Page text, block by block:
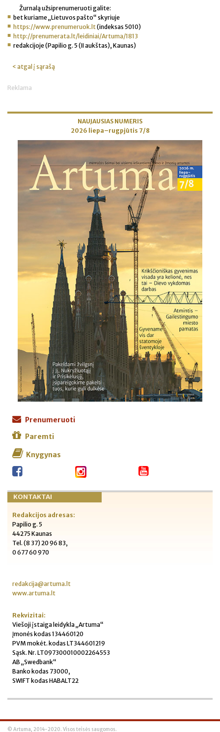
Žurnalą užsiprenumeruoti galite:
bet kuriame „Lietuvos pašto“ skyriuje
https://www.prenumeruok.lt(indeksas 5010)
http://prenumerata.lt/leidiniai/Artuma/1813
redakcijoje (Papilio g. 5 (II aukštas), Kaunas)
< atgal į sąrašą
Reklama
NAUJAUSIAS NUMERIS
2026 liepa–rugpjūtis 7/8
Prenumeruoti
Paremti
Knygynas
KONTAKTAI
Redakcijos adresas:
Papilio g. 5
44275 Kaunas
Tel. (8 37) 20 96 83,
0 677 60 970
redakcija@artuma.lt
www.artuma.lt
Rekvizitai:
Viešoji įstaiga leidykla „Artuma“
Įmonės kodas 134460120
PVM mokėt. kodas LT344601219
Sąsk. Nr. LT097300010002264553
AB „Swedbank“
Banko kodas 73000,
SWIFT kodas HABALT22
© Artuma, 2014-2020. Visos teisės saugomos.